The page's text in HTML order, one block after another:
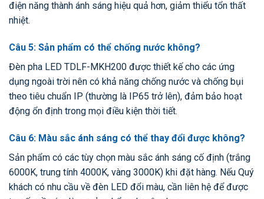
điện năng thành ánh sáng hiệu quả hơn, giảm thiểu tổn thất
nhiệt.
Câu 5: Sản phẩm có thể chống nước không?
Đèn pha LED TDLF-MKH200 được thiết kế cho các ứng
dụng ngoài trời nên có khả năng chống nước và chống bụi
theo tiêu chuẩn IP (thường là IP65 trở lên), đảm bảo hoạt
động ổn định trong mọi điều kiện thời tiết.
Câu 6: Màu sắc ánh sáng có thể thay đổi được không?
Sản phẩm có các tùy chọn màu sắc ánh sáng cố định (trắng
6000K, trung tính 4000K, vàng 3000K) khi đặt hàng. Nếu Quý
khách có nhu cầu về đèn LED đổi màu, cần liên hệ để được